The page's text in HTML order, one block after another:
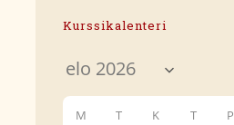
Kurssikalenteri
M T K T P